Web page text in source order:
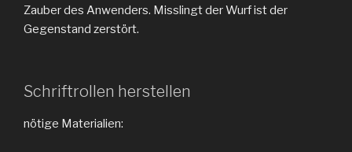
Zauber des Anwenders. Misslingt der Wurf ist der
Gegenstand zerstört.
Schriftrollen herstellen
nötige Materialien: